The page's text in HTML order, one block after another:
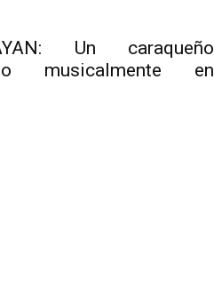
Un caraqueño
musicalmente en